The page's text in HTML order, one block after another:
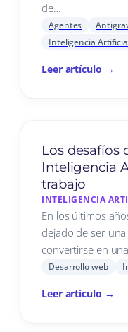
de…
Agentes
Inteligencia
Leer artículo →
Los desafíos
Inteligencia
trabajo
INTELIGENCIA
En los últimos
dejado de ser
convertirse en
Desarrollo web
Leer artículo →